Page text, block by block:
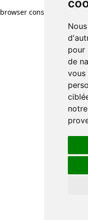
pour
de
vous
browser console for more